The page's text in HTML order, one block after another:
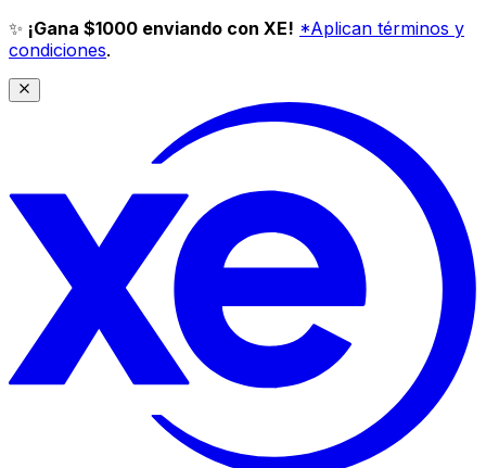
✨ ¡Gana $1000 enviando con XE! *Aplican términos y
condiciones.